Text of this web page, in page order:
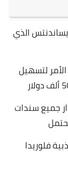
الذي
لتسهيل
جميع سندات
فلوريدا